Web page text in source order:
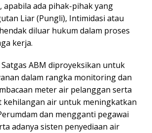
apabila ada pihak-pihak yang
Liar (Pungli), Intimidasi atau
diluar hukum dalam proses
kerja.
ABM diproyeksikan untuk
dalam rangka monitoring dan
meter air pelanggan serta
kehilangan air untuk meningkatkan
dan mengganti pegawai
adanya sisten penyediaan air